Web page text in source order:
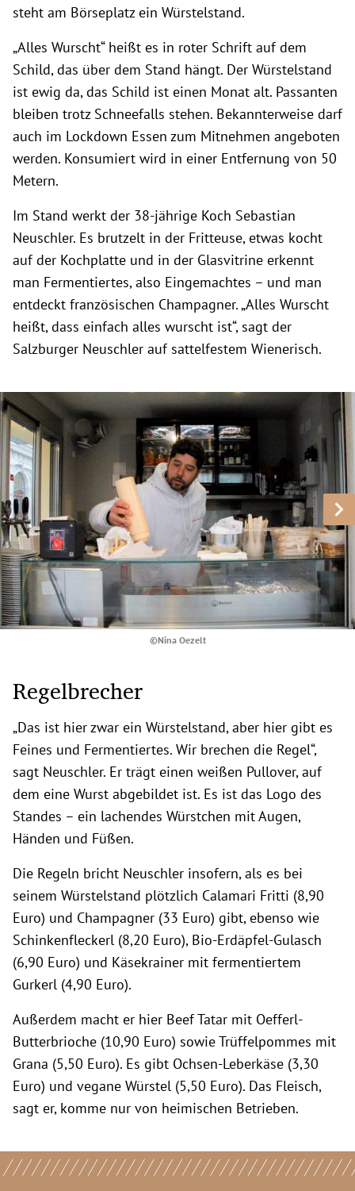
steht am Börseplatz ein Würstelstand.
„Alles Wurscht“ heißt es in roter Schrift auf dem
Schild, das über dem Stand hängt. Der Würstelstand
ist ewig da, das Schild ist einen Monat alt. Passanten
bleiben trotz Schneefalls stehen. Bekannterweise darf
auch im Lockdown Essen zum Mitnehmen angeboten
werden. Konsumiert wird in einer Entfernung von 50
Metern.
Im Stand werkt der 38-jährige Koch Sebastian
Neuschler. Es brutzelt in der Fritteuse, etwas kocht
auf der Kochplatte und in der Glasvitrine erkennt
man Fermentiertes, also Eingemachtes – und man
entdeckt französischen Champagner. „Alles Wurscht
heißt, dass einfach alles wurscht ist“, sagt der
Salzburger Neuschler auf sattelfestem Wienerisch.
©Nina Oezelt
Regelbrecher
„Das ist hier zwar ein Würstelstand, aber hier gibt es
Feines und Fermentiertes. Wir brechen die Regel“,
sagt Neuschler. Er trägt einen weißen Pullover, auf
dem eine Wurst abgebildet ist. Es ist das Logo des
Standes – ein lachendes Würstchen mit Augen,
Händen und Füßen.
Die Regeln bricht Neuschler insofern, als es bei
seinem Würstelstand plötzlich Calamari Fritti (8,90
Euro) und Champagner (33 Euro) gibt, ebenso wie
Schinkenfleckerl (8,20 Euro), Bio-Erdäpfel-Gulasch
(6,90 Euro) und Käsekrainer mit fermentiertem
Gurkerl (4,90 Euro).
Außerdem macht er hier Beef Tatar mit Oefferl-
Butterbrioche (10,90 Euro) sowie Trüffelpommes mit
Grana (5,50 Euro). Es gibt Ochsen-Leberkäse (3,30
Euro) und vegane Würstel (5,50 Euro). Das Fleisch,
sagt er, komme nur von heimischen Betrieben.